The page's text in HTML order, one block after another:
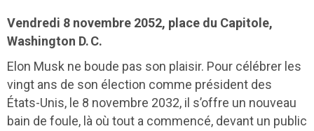
Vendredi 8 novembre 2052, place du Capitole,
Washington D. C.
Elon Musk ne boude pas son plaisir. Pour célébrer les
vingt ans de son élection comme président des
États-Unis, le 8 novembre 2032, il s’offre un nouveau
bain de foule, là où tout a commencé, devant un public